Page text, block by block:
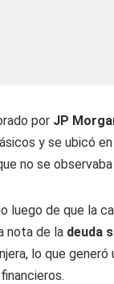
por JP
y se ubicó
no se
luego de que la
nota de la deuda
lo que